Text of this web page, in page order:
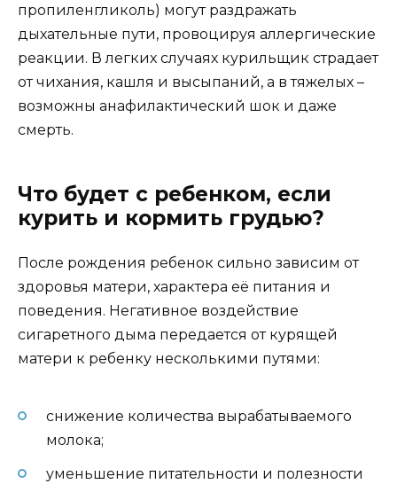
пропиленгликоль) могут раздражать
дыхательные пути, провоцируя аллергические
реакции. В легких случаях курильщик страдает
от чихания, кашля и высыпаний, а в тяжелых –
возможны анафилактический шок и даже
смерть.
Что будет с ребенком, если
курить и кормить грудью?
После рождения ребенок сильно зависим от
здоровья матери, характера её питания и
поведения. Негативное воздействие
сигаретного дыма передается от курящей
матери к ребенку несколькими путями:
снижение количества вырабатываемого
молока;
уменьшение питательности и полезности